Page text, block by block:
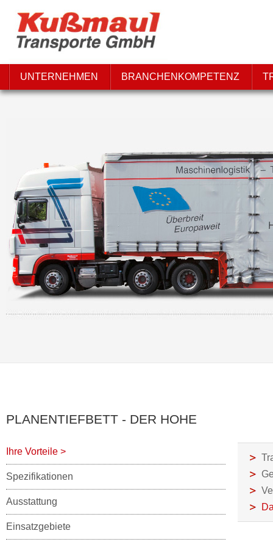
UNTERNEHMEN BRANCHENKOMPETENZ
PLANENTIEFBETT - DER HOHE
Ihre Vorteile >
Spezifikationen
Ausstattung
Einsatzgebiete